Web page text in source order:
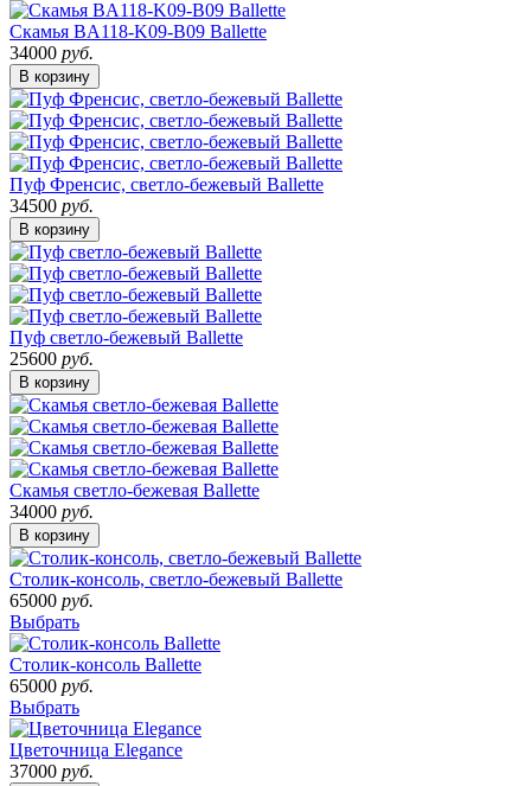
Скамья BA118-K09-B09 Ballette
34000 руб.
В корзину
Пуф Френсис, светло-бежевый Ballette
34500 руб.
В корзину
Пуф светло-бежевый Ballette
25600 руб.
В корзину
Скамья светло-бежевая Ballette
34000 руб.
В корзину
Столик-консоль, светло-бежевый Ballette
65000 руб.
Выбрать
Столик-консоль Ballette
65000 руб.
Выбрать
Цветочница Elegance
37000 руб.